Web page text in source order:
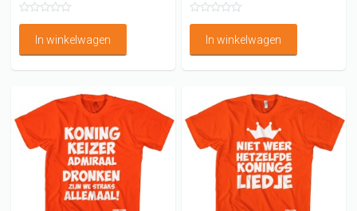
In winkelwagen In winkelwagen